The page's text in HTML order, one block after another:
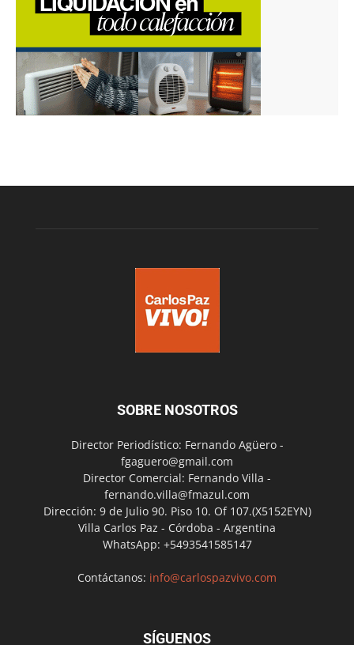
SOBRE NOSOTROS
Director Periodístico: Fernando Agüero -
fgaguero@gmail.com
Director Comercial: Fernando Villa -
fernando.villa@fmazul.com
Dirección: 9 de Julio 90. Piso 10. Of 107.(X5152EYN)
Villa Carlos Paz - Córdoba - Argentina
WhatsApp: +5493541585147
Contáctanos: info@carlospazvivo.com
SÍGUENOS